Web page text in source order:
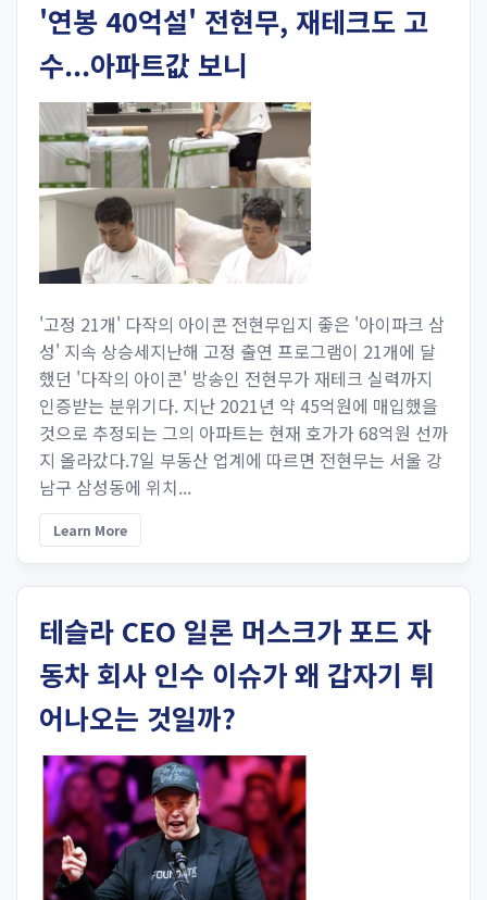
'연봉 40억설' 전현무, 재테크도 고
수...아파트값 보니
'고정 21개' 다작의 아이콘 전현무입지 좋은 '아이파크 삼
성' 지속 상승세지난해 고정 출연 프로그램이 21개에 달
했던 '다작의 아이콘' 방송인 전현무가 재테크 실력까지
인증받는 분위기다. 지난 2021년 약 45억원에 매입했을
것으로 추정되는 그의 아파트는 현재 호가가 68억원 선까
지 올라갔다.7일 부동산 업계에 따르면 전현무는 서울 강
남구 삼성동에 위치...
Learn More
테슬라 CEO 일론 머스크가 포드 자
동차 회사 인수 이슈가 왜 갑자기 튀
어나오는 것일까?